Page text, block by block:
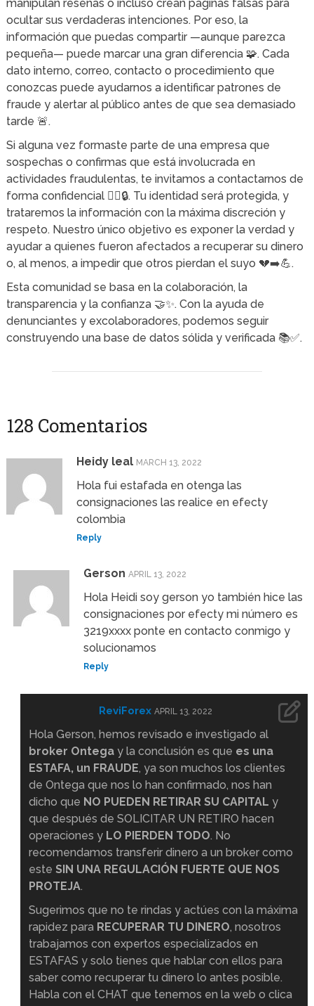
manipulan reseñas o incluso crean páginas falsas para
ocultar sus verdaderas intenciones. Por eso, la
información que puedas compartir —aunque parezca
pequeña— puede marcar una gran diferencia 🧩. Cada
dato interno, correo, contacto o procedimiento que
conozcas puede ayudarnos a identificar patrones de
fraude y alertar al público antes de que sea demasiado
tarde 🚨.
Si alguna vez formaste parte de una empresa que
sospechas o confirmas que está involucrada en
actividades fraudulentas, te invitamos a contactarnos de
forma confidencial 🕵️‍♀️🔒. Tu identidad será protegida, y
trataremos la información con la máxima discreción y
respeto. Nuestro único objetivo es exponer la verdad y
ayudar a quienes fueron afectados a recuperar su dinero
o, al menos, a impedir que otros pierdan el suyo 💔➡️💪.
Esta comunidad se basa en la colaboración, la
transparencia y la confianza 🤝✨. Con la ayuda de
denunciantes y excolaboradores, podemos seguir
construyendo una base de datos sólida y verificada 📚✅.
128 Comentarios
Heidy leal MARCH 13, 2022
Hola fui estafada en otenga las
consignaciones las realice en efecty
colombia
Reply
Gerson APRIL 13, 2022
Hola Heidi soy gerson yo también hice las
consignaciones por efecty mi número es
3219xxxx ponte en contacto conmigo y
solucionamos
Reply
ReviForex APRIL 13, 2022
Hola Gerson, hemos revisado e investigado al
broker Ontega y la conclusión es que es una
ESTAFA, un FRAUDE, ya son muchos los clientes
de Ontega que nos lo han confirmado, nos han
dicho que NO PUEDEN RETIRAR SU CAPITAL y
que después de SOLICITAR UN RETIRO hacen
operaciones y LO PIERDEN TODO. No
recomendamos transferir dinero a un broker como
esteSIN UNA REGULACIÓN FUERTE QUE NOS
PROTEJA.
Sugerimos que no te rindas y actúes con la máxima
rapidez para RECUPERAR TU DINERO, nosotros
trabajamos con expertos especializados en
ESTAFAS y solo tienes que hablar con ellos para
saber como recuperar tu dinero lo antes posible.
Habla con el CHAT que tenemos en la web o clica